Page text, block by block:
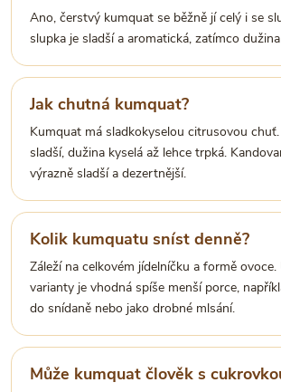
Ano, čerstvý kumquat se běžně jí celý i se
slupka je sladší a aromatická, zatímco
Jak chutná kumquat?
Kumquat má sladkokyselou citrusovou
sladší, dužina kyselá až lehce trpká.
výrazně sladší a dezertnější.
Kolik kumquatu sníst denně?
Záleží na celkovém jídelníčku a formě ovoce.
varianty je vhodná spíše menší porce,
do snídaně nebo jako drobné mlsání.
Může kumquat člověk s